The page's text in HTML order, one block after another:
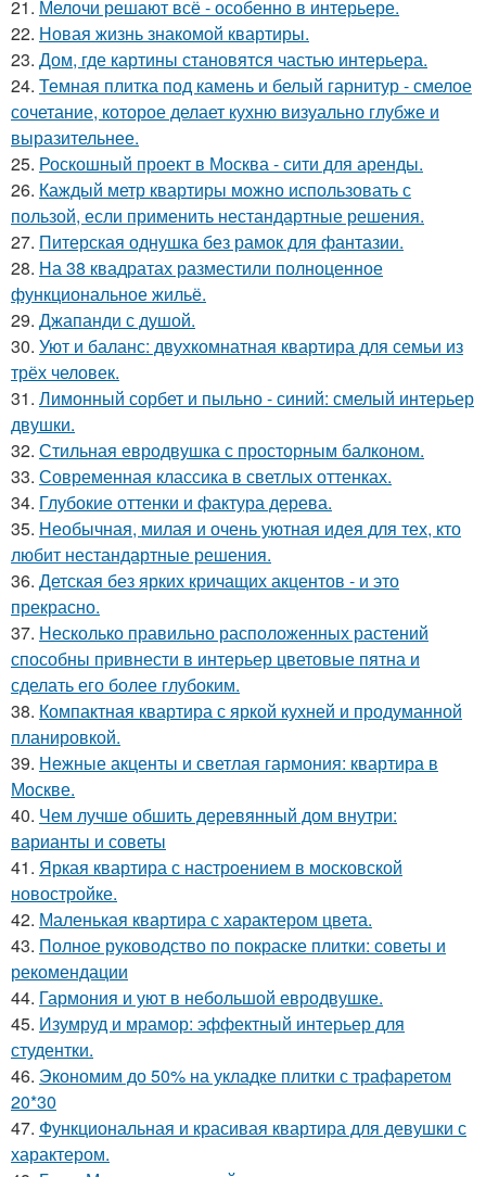
21. Мелочи решают всё - особенно в интерьере.
22. Новая жизнь знакомой квартиры.
23. Дом, где картины становятся частью интерьера.
24. Темная плитка под камень и белый гарнитур - смелое
сочетание, которое делает кухню визуально глубже и
выразительнее.
25. Роскошный проект в Москва - сити для аренды.
26. Каждый метр квартиры можно использовать с
пользой, если применить нестандартные решения.
27. Питерская однушка без рамок для фантазии.
28. На 38 квадратах разместили полноценное
функциональное жильё.
29. Джапанди с душой.
30. Уют и баланс: двухкомнатная квартира для семьи из
трёх человек.
31. Лимонный сорбет и пыльно - синий: смелый интерьер
двушки.
32. Стильная евродвушка с просторным балконом.
33. Современная классика в светлых оттенках.
34. Глубокие оттенки и фактура дерева.
35. Необычная, милая и очень уютная идея для тех, кто
любит нестандартные решения.
36. Детская без ярких кричащих акцентов - и это
прекрасно.
37. Несколько правильно расположенных растений
способны привнести в интерьер цветовые пятна и
сделать его более глубоким.
38. Компактная квартира с яркой кухней и продуманной
планировкой.
39. Нежные акценты и светлая гармония: квартира в
Москве.
40. Чем лучше обшить деревянный дом внутри:
варианты и советы
41. Яркая квартира с настроением в московской
новостройке.
42. Маленькая квартира с характером цвета.
43. Полное руководство по покраске плитки: советы и
рекомендации
44. Гармония и уют в небольшой евродвушке.
45. Изумруд и мрамор: эффектный интерьер для
студентки.
46. Экономим до 50% на укладке плитки с трафаретом
20*30
47. Функциональная и красивая квартира для девушки с
характером.